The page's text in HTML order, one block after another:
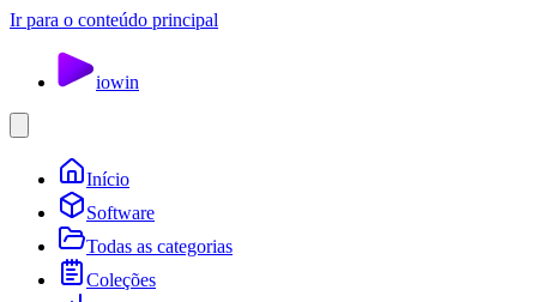
Ir para o conteúdo principal
iowin
Início
Software
Todas as categorias
Coleções